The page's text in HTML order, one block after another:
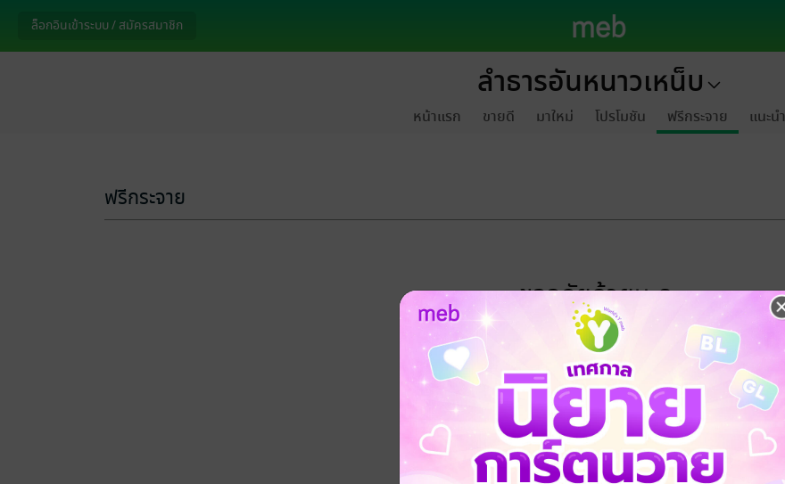
ล็อกอินเข้าระบบ / สมัครสมาชิก
ลำธารอันหนาวเหน็บ
หน้าแรก ขายดี มาใหม่ โปรโมชัน ฟรีกระจาย แนะนำ
ฟรีกระจาย
ขออภัยด้วยนะคะ
ไม่พบข้อมูลในหัวข้อที่คุณกำลังชมค่ะ